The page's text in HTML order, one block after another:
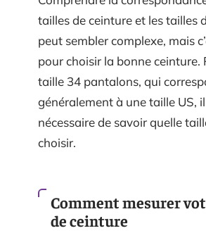
tailles de ceinture et les tailles
peut sembler complexe, mais
pour choisir la bonne ceinture.
taille 34 pantalons, qui
généralement à une taille US,
nécessaire de savoir quelle
choisir.
Comment mesurer
de ceinture